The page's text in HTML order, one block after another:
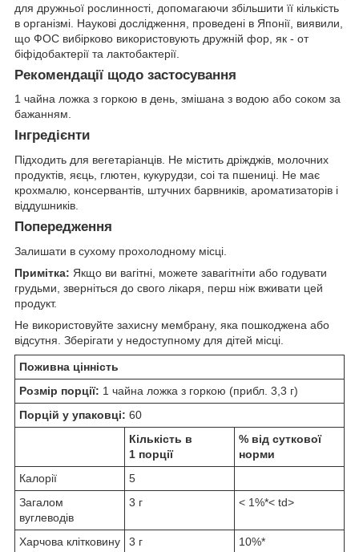
для дружньої рослинності, допомагаючи збільшити її кількість
в організмі. Наукові дослідження, проведені в Японії, виявили,
що ФОС вибірково використовують дружній фор, як - от
біфідобактерії та лактобактерії.
Рекомендації щодо застосування
1 чайна ложка з горкою в день, змішана з водою або соком за
бажанням.
Інгредієнти
Підходить для вегетаріанців. Не містить дріжджів, молочних
продуктів, яєць, глютен, кукурудзи, соі та пшениці. Не має
крохмалю, консервантів, штучних барвників, ароматизаторів і
віддушників.
Попередження
Залишати в сухому прохолодному місці.
Примітка: Якщо ви вагітні, можете завагітніти або годувати
грудьми, зверніться до свого лікаря, перш ніж вживати цей
продукт.
Не використовуйте захисну мембрану, яка пошкоджена або
відсутня. Зберігати у недоступному для дітей місці.
Поживна цінність
Розмір порції: 1 чайна ложка з горкою (прибл. 3,3 г)
Порцій у упаковці: 60
Кількість в
1 порції
% від суткової
норми
Калорії
5
Загалом
вуглеводів
3 г < 1%*< td>
Харчова клітковину 3 г
10%*